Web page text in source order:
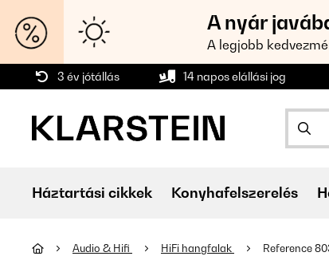
A nyár
A legjobb
3 év jótállás 14 napos elállási jog
Háztartási cikkek Konyhafelszerelés
Audio & Hifi HiFi hangfalak Reference